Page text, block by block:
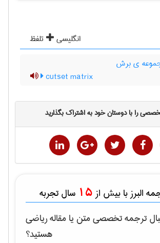
انگلیسی
تلفظ
ی برش
cutset matrix
را با دوستان خود به اشتراک بگذارید
البرز با بیش از 15 سال تجربه
ترجمه تخصصی متن یا مقالهرياضی
هستید؟